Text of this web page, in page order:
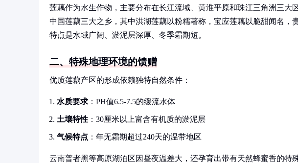
莲藕作为水生作物，主要分布在长江流域、黄淮平原和珠江三角洲三大
中国莲藕三大之乡，其中洪湖莲藕以粉糯著称，宝应莲藕以脆甜闻名，
特点是水域广阔、淤泥层深厚、冬季霜期短。
二、特殊地理环境的馈赠
优质莲藕产区的形成依赖独特自然条件：
水质要求 ：PH值6.5-7.5的缓流水体
土壤特性 ：30厘米以上富含有机质的淤泥层
气候特点 ：年无霜期超过240天的温带地区
云南普者黑等高原湖泊区因昼夜温差大，还孕育出带有天然蜂蜜香的特殊